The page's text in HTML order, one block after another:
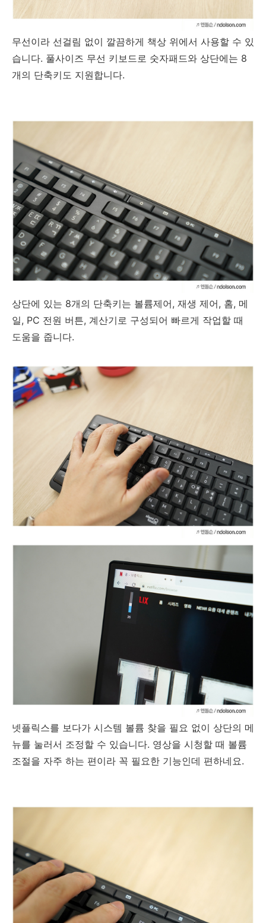
무선이라 선걸림 없이 깔끔하게 책상 위에서 사용할 수 있
습니다. 풀사이즈 무선 키보드로 숫자패드와 상단에는 8
개의 단축키도 지원합니다.
상단에 있는 8개의 단축키는 볼륨제어, 재생 제어, 홈, 메
일, PC 전원 버튼, 계산기로 구성되어 빠르게 작업할 때
도움을 줍니다.
넷플릭스를 보다가 시스템 볼륨 찾을 필요 없이 상단의 메
뉴를 눌러서 조정할 수 있습니다. 영상을 시청할 때 볼륨
조절을 자주 하는 편이라 꼭 필요한 기능인데 편하네요.